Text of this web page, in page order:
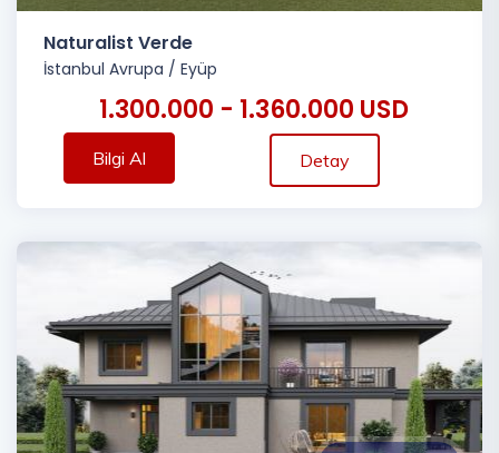
Naturalist Verde
İstanbul Avrupa / Eyüp
1.300.000 - 1.360.000 USD
Bilgi Al Detay